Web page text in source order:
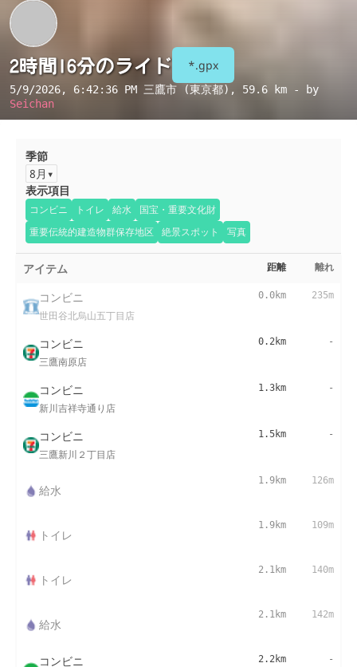
2時間16分のライド *.gpx
5/9/2026, 6:42:36 PM 三鷹市 (東京都) , 59.6 km - by
Seichan
季節
8月
表示項目
コンビニ トイレ 給水
国宝・重要文化財
重要伝統的建造物群保存地区
絶景スポット 写真
アイテム 距離 離れ
コンビニ
世田谷北烏山五丁目店
0.0km 235m
コンビニ
三鷹南原店
0.2km -
コンビニ
新川吉祥寺通り店
1.3km -
コンビニ
三鷹新川２丁目店
1.5km -
給水
1.9km 126m
トイレ
1.9km 109m
トイレ
2.1km 140m
給水
2.1km 142m
コンビニ 2.2km -